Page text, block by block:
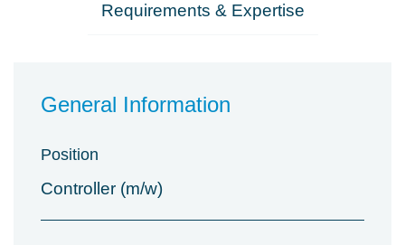
Requirements & Expertise
General Information
Position
Controller (m/w)